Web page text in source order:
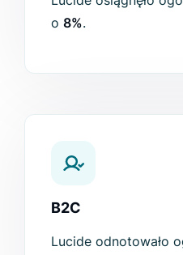
o 8%.
B2C
Lucide odnotowało